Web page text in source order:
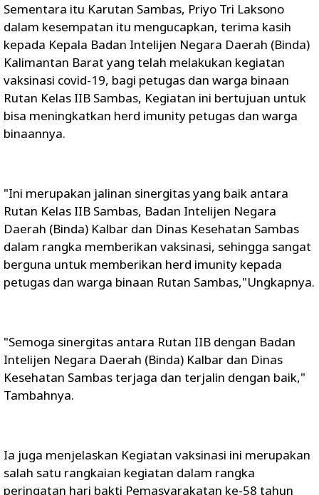
Sementara itu Karutan Sambas, Priyo Tri Laksono
dalam kesempatan itu mengucapkan, terima kasih
kepada Kepala Badan Intelijen Negara Daerah (Binda)
Kalimantan Barat yang telah melakukan kegiatan
vaksinasi covid-19, bagi petugas dan warga binaan
Rutan Kelas IIB Sambas, Kegiatan ini bertujuan untuk
bisa meningkatkan herd imunity petugas dan warga
binaannya.
"Ini merupakan jalinan sinergitas yang baik antara
Rutan Kelas IIB Sambas, Badan Intelijen Negara
Daerah (Binda) Kalbar dan Dinas Kesehatan Sambas
dalam rangka memberikan vaksinasi, sehingga sangat
berguna untuk memberikan herd imunity kepada
petugas dan warga binaan Rutan Sambas,"Ungkapnya.
"Semoga sinergitas antara Rutan IIB dengan Badan
Intelijen Negara Daerah (Binda) Kalbar dan Dinas
Kesehatan Sambas terjaga dan terjalin dengan baik,"
Tambahnya.
Ia juga menjelaskan Kegiatan vaksinasi ini merupakan
salah satu rangkaian kegiatan dalam rangka
peringatan hari bakti Pemasyarakatan ke-58 tahun